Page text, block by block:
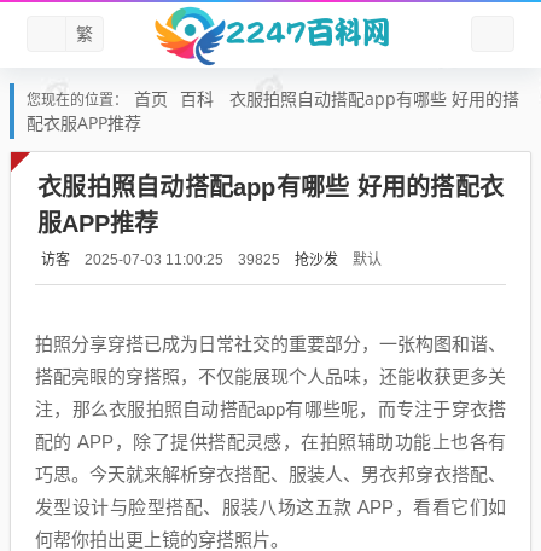
繁
您现在的位置： 首页 百科
衣服拍照自动搭配app有哪些 好用的搭
配衣服APP推荐
衣服拍照自动搭配app有哪些 好用的搭配衣
服APP推荐
访客 2025-07-03 11:00:25 39825 抢沙发 默认
拍照分享穿搭已成为日常社交的重要部分，一张构图和谐、
搭配亮眼的穿搭照，不仅能展现个人品味，还能收获更多关
注，那么衣服拍照自动搭配app有哪些呢，而专注于穿衣搭
配的 APP，除了提供搭配灵感，在拍照辅助功能上也各有
巧思。今天就来解析穿衣搭配、服装人、男衣邦穿衣搭配、
发型设计与脸型搭配、服装八场这五款 APP，看看它们如
何帮你拍出更上镜的穿搭照片。